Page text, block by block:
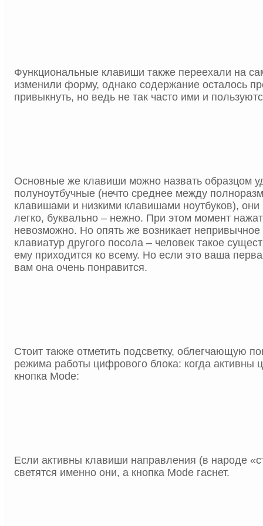
Функциональные клавиши также переехали на
изменили форму, однако содержание осталось
привыкнуть, но ведь не так часто ими и
Основные же клавиши можно назвать образцом
полуноутбучные (нечто среднее между
клавишами и низкими клавишами ноутбуков),
легко, буквально – нежно. При этом момент
невозможно. Но опять же возникает
клавиатур другого посола – человек такое
ему приходится ко всему. Но если это ваша
вам она очень понравится.
Стоит также отметить подсветку, облегчающую
режима работы цифрового блока: когда активны
кнопка Mode:
Если активны клавиши направления (в народе
светятся именно они, а кнопка Mode гаснет.